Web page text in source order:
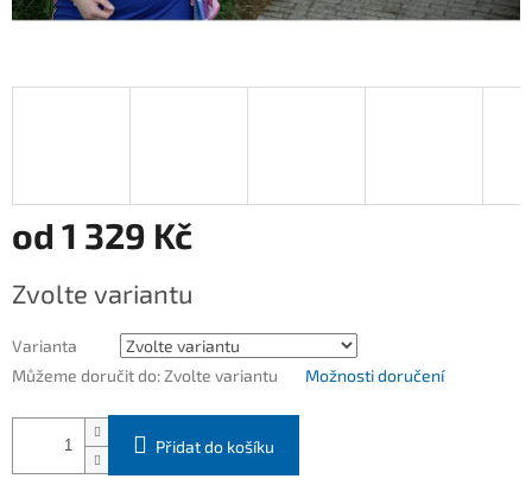
od 1 329 Kč
cena:
Zvolte variantu
Varianta
Můžeme doručit do: Zvolte variantu Možnosti doručení
Přidat do košíku